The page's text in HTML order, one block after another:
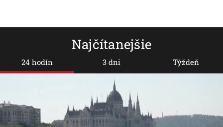
Najčítanejšie
24 hodín 3 dni Týždeň